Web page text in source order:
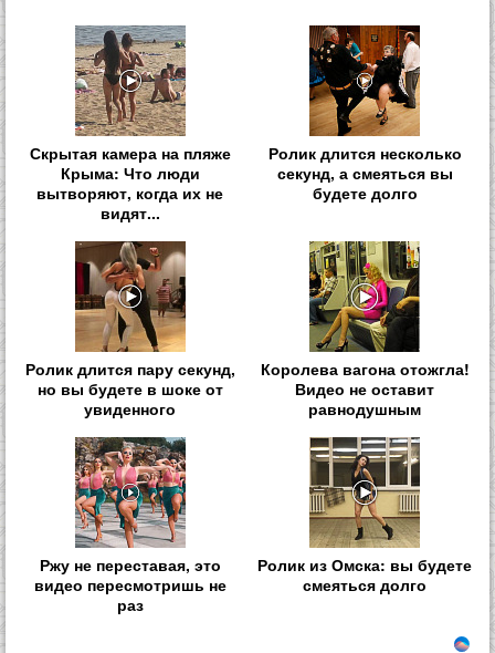
Скрытая камера на пляже
Крыма: Что люди
вытворяют, когда их не
видят...
Ролик длится несколько
секунд, а смеяться вы
будете долго
Ролик длится пару секунд,
но вы будете в шоке от
увиденного
Королева вагона отожгла!
Видео не оставит
равнодушным
Ржу не переставая, это
видео пересмотришь не
раз
Ролик из Омска: вы будете
смеяться долго